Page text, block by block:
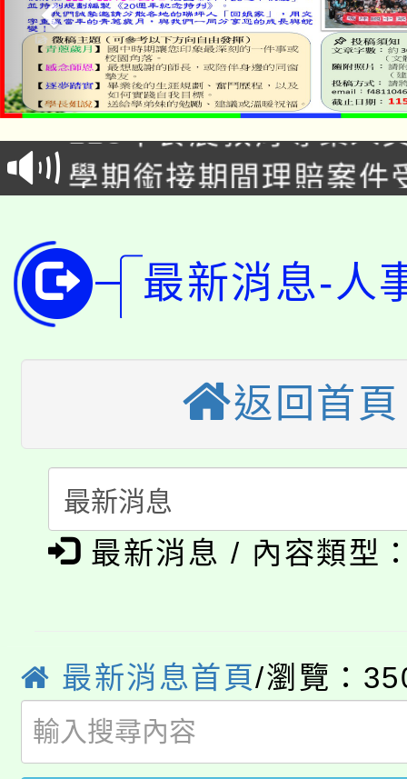
淨零綠生活教案入校路
會
115年食農教育專業人
程
學期銜接期間理賠案件
版
公告本校115學年度第
代理(課)教師甄選結果(
「2026金融保險知識
車」活動
生本土語及新住民語歌
公告本校115學年度第
代理(課)教師甄選結果(
代理(課)教師甄選結果(
轉知中國文化大學推廣
《TA101》溝通分析基
系所師生報名參加。
淨零綠生活教案入校路
115年食農教育專業人
學籍身 分審查程序及
版
淨零綠領人才培育課程
公告本校115學年度第
代理(課)教師甄選結果(
「2026金融保險知識
最新消息-人
返回首頁
最新消息 / 內容類型
最新消息首頁/瀏覽：